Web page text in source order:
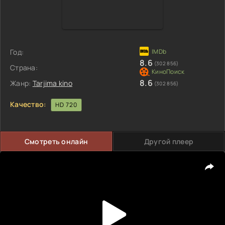
Год:
Страна:
Жанр: Tarjima kino
8.6 (302 856)
8.6 (302 856)
Качество: HD 720
Смотреть онлайн Другой плеер